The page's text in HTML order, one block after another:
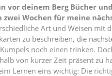
vor deinem Berg Bücher
Wochen für meine
Art und Weisen mit
zu beschreiben, die
noch einen trinken.
von kurzer Zeit präsent zu
Lernen eins wichtig: Die